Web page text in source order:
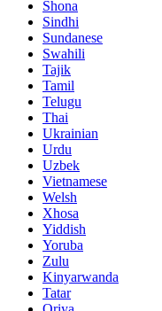
Shona
Sindhi
Sundanese
Swahili
Tajik
Tamil
Telugu
Thai
Ukrainian
Urdu
Uzbek
Vietnamese
Welsh
Xhosa
Yiddish
Yoruba
Zulu
Kinyarwanda
Tatar